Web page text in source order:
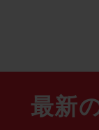
最新